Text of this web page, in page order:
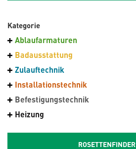
Kategorie
Ablaufarmaturen
Badausstattung
Zulauftechnik
Installationstechnik
Befestigungstechnik
Heizung
ROSETTENFINDER